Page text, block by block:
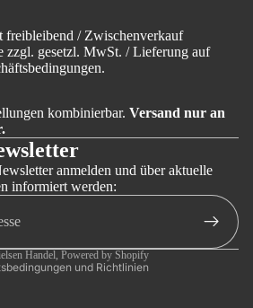
freibleibend / Zwischenverkauf
zzgl. gesetzl. MwSt. / Lieferung auf
kombinierbar. Versand nur an
anmelden und über aktuelle
informiert werden:
Handel, Powered by Shopify
und Richtlinien